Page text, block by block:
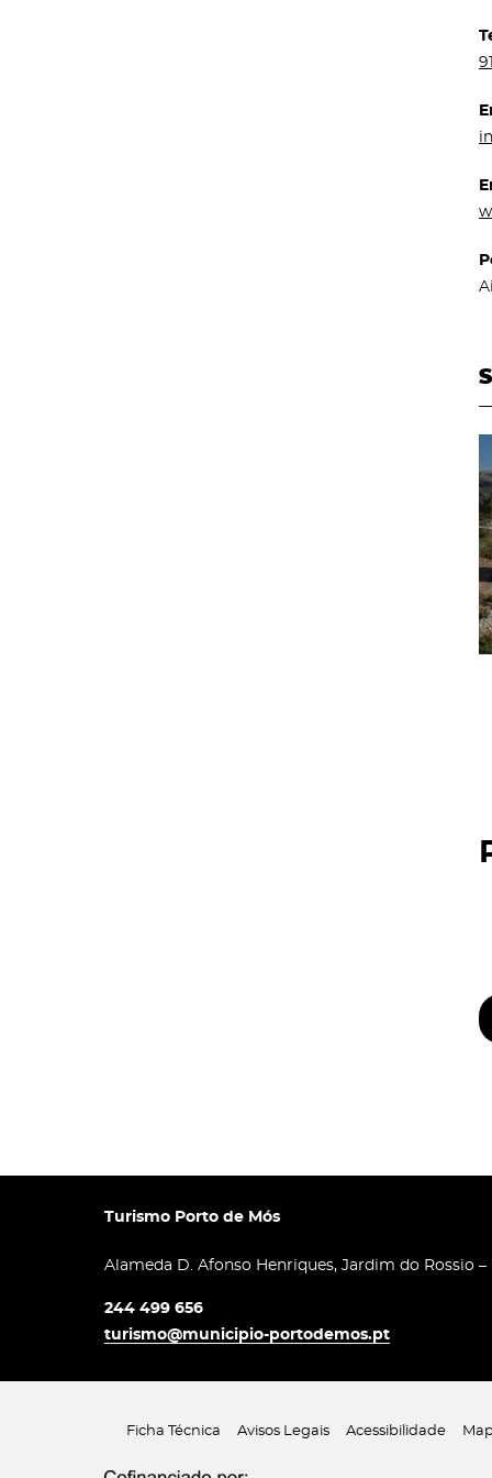
Turismo Porto de Mós
Alameda D. Afonso Henriques, Jardim do Rossio
244 499 656
turismo@municipio-portodemos.pt
Ficha Técnica Avisos Legais Acessibilidade